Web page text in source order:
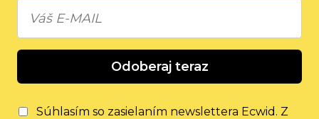
Odoberaj teraz
Súhlasím so zasielaním newslettera Ecwid. Z